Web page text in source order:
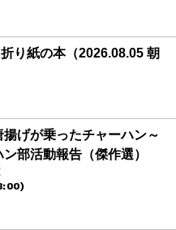
り紙の本（2026.08.05 朝
揚げが乗ったチャーハン～
部活動報告（傑作選）